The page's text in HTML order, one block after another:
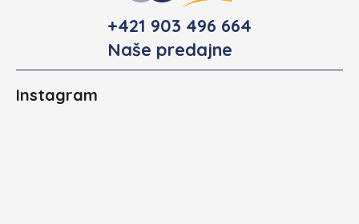
+421 903 496 664
Naše predajne
Instagram